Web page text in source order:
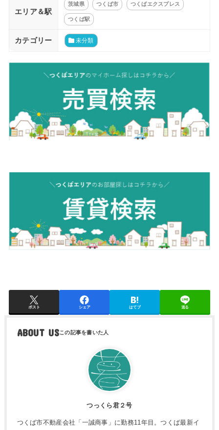
エリア＆駅
茨城県 つくば市 つくばエクスプレス
つくば駅
カテゴリー 未分類
ポスト シェア はてブ 送る
ABOUT US
つっくら君２号
つくば市不動産会社「一誠商事」に勤務11年目。つくば最新イ